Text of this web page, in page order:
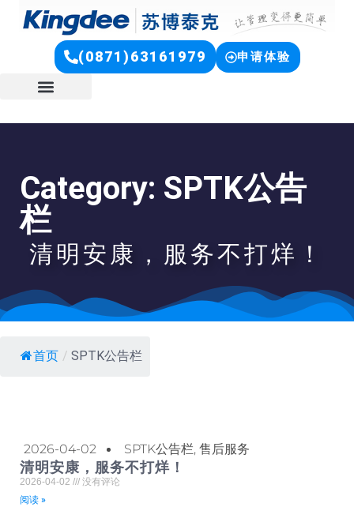
(0871)63161979 申请体验
Category: SPTK公告
栏
清明安康，服务不打烊！
首页 / SPTK公告栏
2026-04-02 SPTK公告栏, 售后服务
清明安康，服务不打烊！
2026-04-02
没有评论
阅读 »